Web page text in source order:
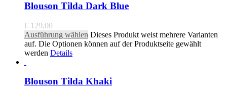
Blouson Tilda Dark Blue
€ 129,00
Ausführung wählen Dieses Produkt weist mehrere Varianten
auf. Die Optionen können auf der Produktseite gewählt
werden Details
Blouson Tilda Khaki